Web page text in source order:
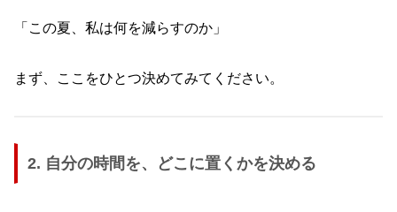
「この夏、私は何を減らすのか」
まず、ここをひとつ決めてみてください。
2. 自分の時間を、どこに置くかを決める